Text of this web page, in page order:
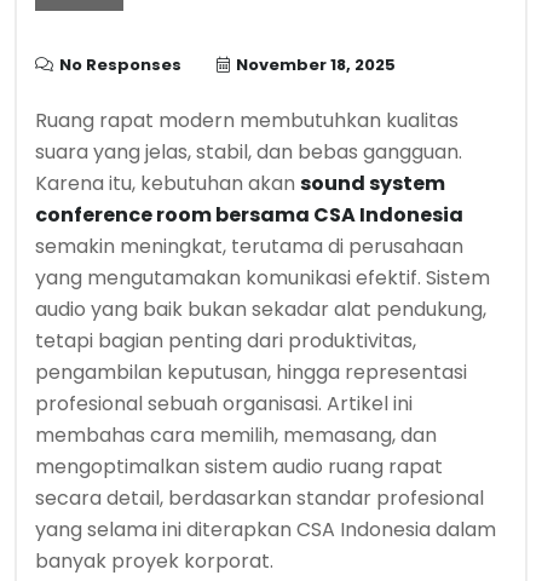
No Responses November 18, 2025
Ruang rapat modern membutuhkan kualitas
suara yang jelas, stabil, dan bebas gangguan.
Karena itu, kebutuhan akan sound system
conference room bersama CSA Indonesia
semakin meningkat, terutama di perusahaan
yang mengutamakan komunikasi efektif. Sistem
audio yang baik bukan sekadar alat pendukung,
tetapi bagian penting dari produktivitas,
pengambilan keputusan, hingga representasi
profesional sebuah organisasi. Artikel ini
membahas cara memilih, memasang, dan
mengoptimalkan sistem audio ruang rapat
secara detail, berdasarkan standar profesional
yang selama ini diterapkan CSA Indonesia dalam
banyak proyek korporat.